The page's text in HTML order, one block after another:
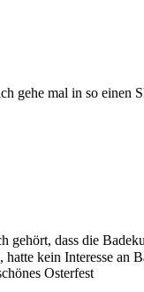
gehe mal in so einen
gehört, dass die
hatte kein Interesse an
Osterfest